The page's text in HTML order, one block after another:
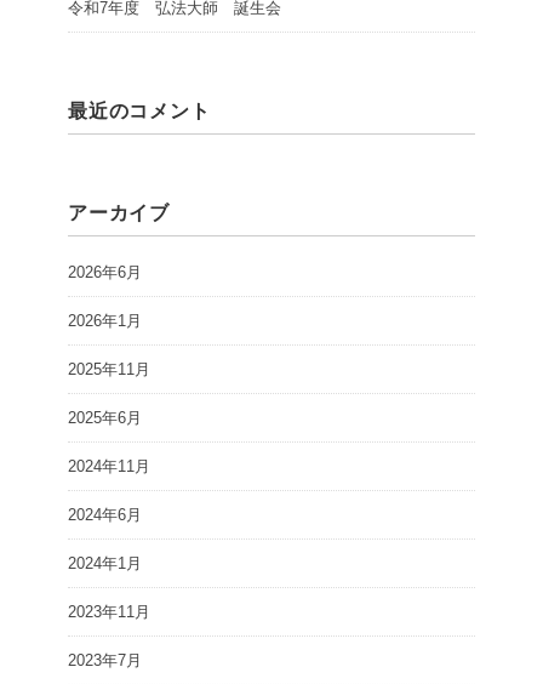
令和7年度 弘法大師 誕生会
最近のコメント
アーカイブ
2026年6月
2026年1月
2025年11月
2025年6月
2024年11月
2024年6月
2024年1月
2023年11月
2023年7月